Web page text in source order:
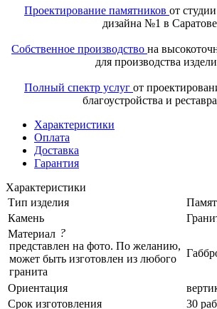
Проектирование памятников от
дизайна №1 в Саратове
Собственное производство на
для производства
Полный спектр услуг от
благоустройства и
Характеристики
Оплата
Доставка
Гарантия
Характеристики
Тип изделия
Камень
Материал ?
представлен на фото. По желанию,
может быть изготовлен из любого
гранита
Ориентация
Срок изготовления
30